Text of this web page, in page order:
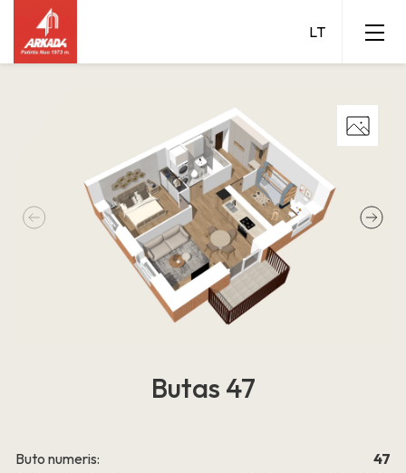
Grigalaukio 15 AButas 47
Buto numeris:
47